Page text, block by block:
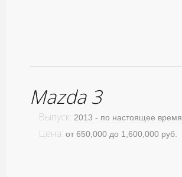
Mazda 3
Выпуск: 2013 - по настоящее время
Цена: от 650,000 до 1,600,000 руб.